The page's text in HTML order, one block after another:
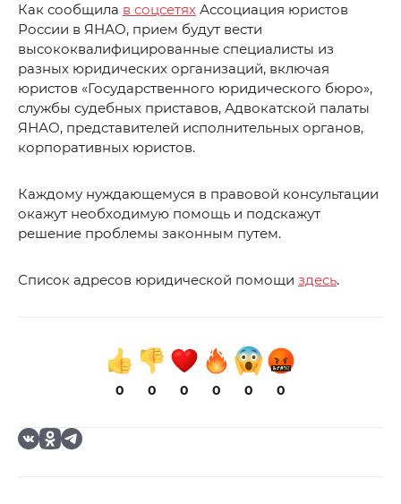
Как сообщила в соцсетях Ассоциация юристов
России в ЯНАО, прием будут вести
высококвалифицированные специалисты из
разных юридических организаций, включая
юристов «Государственного юридического бюро»,
службы судебных приставов, Адвокатской палаты
ЯНАО, представителей исполнительных органов,
корпоративных юристов.
Каждому нуждающемуся в правовой консультации
окажут необходимую помощь и подскажут
решение проблемы законным путем.
Список адресов юридической помощи здесь.
0 0 0 0 0 0